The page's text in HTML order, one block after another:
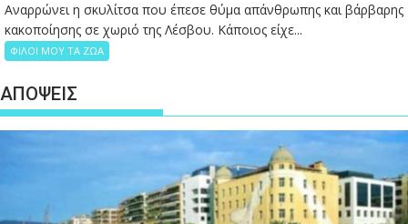
Αναρρώνει η σκυλίτσα που έπεσε θύμα απάνθρωπης και βάρβαρης
κακοποίησης σε χωριό της Λέσβου. Κάποιος είχε...
ΦΙΛΟΙ ΜΟΥ ΤΑ ΖΩΑ
ΑΠΟΨΕΙΣ